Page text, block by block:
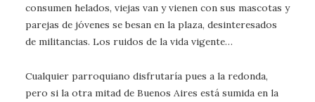
consumen helados, viejas van y vienen con sus mascotas y
parejas de jóvenes se besan en la plaza, desinteresados
de militancias. Los ruidos de la vida vigente…
Cualquier parroquiano disfrutaría pues a la redonda,
pero si la otra mitad de Buenos Aires está sumida en la